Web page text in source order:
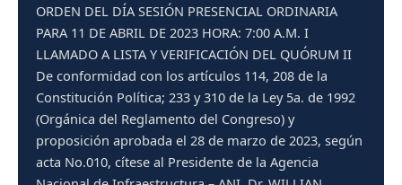
ORDEN DEL DÍA SESIÓN PRESENCIAL ORDINARIA
PARA 11 DE ABRIL DE 2023 HORA: 7:00 A.M. I
LLAMADO A LISTA Y VERIFICACIÓN DEL QUÓRUM II
De conformidad con los artículos 114, 208 de la
Constitución Política; 233 y 310 de la Ley 5a. de 1992
(Orgánica del Reglamento del Congreso) y
proposición aprobada el 28 de marzo de 2023, según
acta No.010, cítese al Presidente de la Agencia